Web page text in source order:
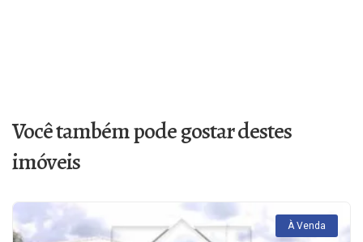
Você também pode gostar destes
imóveis
À Venda